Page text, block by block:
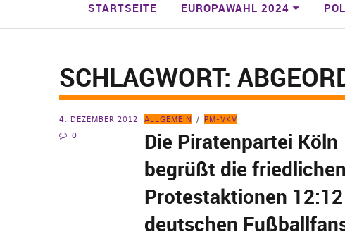
STARTSEITE EUROPAWAHL 2024
SCHLAGWORT:
4. DEZEMBER 2012
0
ALLGEMEIN PM-VKV
Die Piratenpartei Köln
begrüßt die friedlichen
Protestaktionen
deutschen